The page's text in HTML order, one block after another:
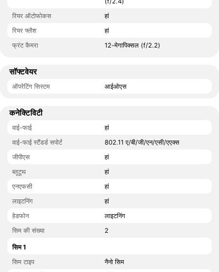
रियर ऑटोफोकस
हां
रियर फ्लैश
हां
फ्रंट कैमरा
12-मेगापिक्सल (f/2.2)
सॉफ्टवेयर
ऑपरेटिंग सिस्टम आईओएस
कनेक्टिविटी
वाई-फाई
हां
वाई-फाई स्टैंडर्ड सपोर्ट
802.11 ए/बी/जी/एन/एसी/एएक्स
जीपीएस
हां
ब्लूटूथ
हां
एनएफसी
हां
लाइटनिंग
हां
हेडफोन
लाइटनिंग
सिम की संख्या
2
सिम 1
सिम टाइप
नैनो सिम